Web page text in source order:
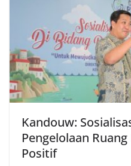
Kandouw:
Pengelolaan
Positif